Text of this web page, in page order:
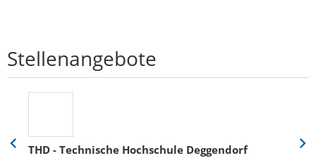
Stellenangebote
THD - Technische Hochschule Deggendorf
Eine
Eine